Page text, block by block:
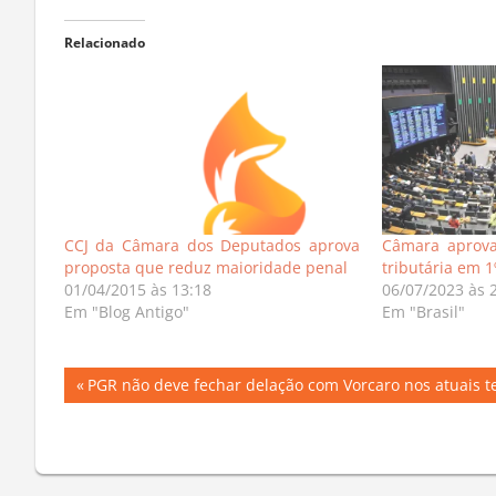
CCJ da Câmara dos Deputados aprova
proposta que reduz maioridade penal
01/04/2015 às 13:18
Em "Blog Antigo"
Câmara
tributária em
06/07/2023 às
Em "Brasil"
Navegação
Post
Previous
PGR não deve fechar delação com Vorcaro nos atuais